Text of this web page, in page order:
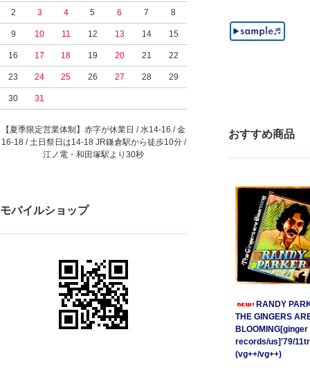
2 3 4 5 6 7 8
9 10 11 12 13 14 15
16 17 18 19 20 21 22
23 24 25 26 27 28 29
30 31
【夏季限定営業体制】赤字が休業日 / 水14-16 / 金
16-18 / 土日祭日は14-18 JR鎌倉駅から徒歩10分 /
江ノ電・和田塚駅より30秒
モバイルショップ
おすすめ商品
RANDY
THE GINGERS
BLOOMING[ginger
records/us]'79/
(vg++/vg++)